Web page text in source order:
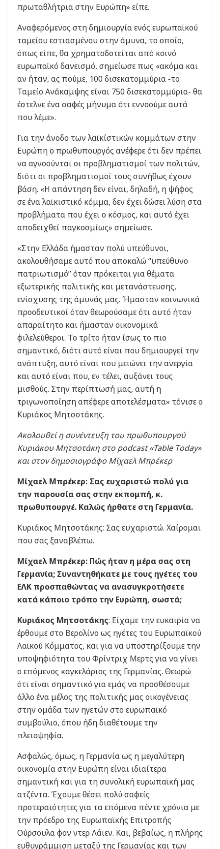
πρωταθλήτρια στην Ευρώπη» είπε.
Αναφερόμενος στη δημιουργία ενός ευρωπαϊκού
ταμείου εστιασμένου στην άμυνα, το οποίο,
όπως είπε, θα χρηματοδοτείται από κοινό
ευρωπαϊκό δανεισμό, σημείωσε πως «ακόμα και
αν ήταν, ας πούμε, 100 δισεκατομμύρια -το
Ταμείο Ανάκαμψης είναι 750 δισεκατομμύρια- θα
έστελνε ένα σαφές μήνυμα ότι εννοούμε αυτά
που λέμε».
Για την άνοδο των λαϊκίστικών κομμάτων στην
Ευρώπη ο πρωθυπουργός ανέφερε ότι δεν πρέπει
να αγνοούνται οι προβληματισμοί των πολιτών,
διότι οι προβληματισμοί τους συνήθως έχουν
βάση. «Η απάντηση δεν είναι, δηλαδή, η ψήφος
σε ένα λαϊκιστικό κόμμα, δεν έχει δώσει λύση στα
προβλήματα που έχει ο κόσμος, και αυτό έχει
αποδειχθεί παγκοσμίως» σημείωσε.
«Στην Ελλάδα ήμασταν πολύ υπεύθυνοι,
ακολουθήσαμε αυτό που αποκαλώ “υπεύθυνο
πατριωτισμό” όταν πρόκειται για θέματα
εξωτερικής πολιτικής και μετανάστευσης,
ενίσχυσης της άμυνάς μας. Ήμασταν κοινωνικά
προοδευτικοί όταν θεωρούσαμε ότι αυτό ήταν
απαραίτητο και ήμασταν οικονομικά
φιλελεύθεροι. Το τρίτο ήταν ίσως το πιο
σημαντικό, διότι αυτό είναι που δημιουργεί την
ανάπτυξη, αυτό είναι που μειώνει την ανεργία
και αυτό είναι που, εν τέλει, αυξάνει τους
μισθούς. Στην περίπτωσή μας, αυτή η
τριγωνοποίηση απέφερε αποτελέσματα» τόνισε ο
Κυριάκος Μητσοτάκης.
Ακολουθεί η συνέντευξη του πρωθυπουργού
Κυριάκου Μητσοτάκη στο podcast «Table Τoday»
και στον δημοσιογράφο Μίχαελ Μπρέκερ
Μίχαελ Μπρέκερ: Σας ευχαριστώ πολύ για
την παρουσία σας στην εκπομπή, κ.
πρωθυπουργέ. Καλώς ήρθατε στη Γερμανία.
Κυριάκος Μητσοτάκης: Σας ευχαριστώ. Χαίρομαι
που σας ξαναβλέπω.
Μίχαελ Μπρέκερ: Πώς ήταν η μέρα σας στη
Γερμανία; Συναντηθήκατε με τους ηγέτες του
ΕΛΚ προσπαθώντας να ανασυγκροτήσετε
κατά κάποιο τρόπο την Ευρώπη, σωστά;
Κυριάκος Μητσοτάκης: Είχαμε την ευκαιρία να
έρθουμε στο Βερολίνο ως ηγέτες του Ευρωπαϊκού
Λαϊκού Κόμματος, και για να υποστηρίξουμε την
υποψηφιότητα του Φρίντριχ Μερτς για να γίνει
ο επόμενος καγκελάριος της Γερμανίας. Θεωρώ
ότι είναι σημαντικό για εμάς να προσθέσουμε
άλλο ένα μέλος της πολιτικής μας οικογένειας
στην ομάδα των ηγετών στο ευρωπαϊκό
συμβούλιο, όπου ήδη διαθέτουμε την
πλειοψηφία.
Ασφαλώς, όμως, η Γερμανία ως η μεγαλύτερη
οικονομία στην Ευρώπη είναι ιδιαίτερα
σημαντική και για τη συνολική ευρωπαϊκή μας
ατζέντα. Έχουμε θέσει πολύ σαφείς
προτεραιότητες για τα επόμενα πέντε χρόνια με
την πρόεδρο της Ευρωπαϊκής Επιτροπής
Ούρσουλα φον ντερ Λάιεν. Και, βεβαίως, η πλήρης
ευθυγράμμιση μεταξύ της Γερμανίας και των